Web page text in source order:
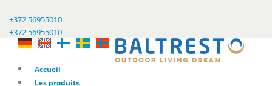
+372 56955010
+372 56955010
Accueil
Les produits